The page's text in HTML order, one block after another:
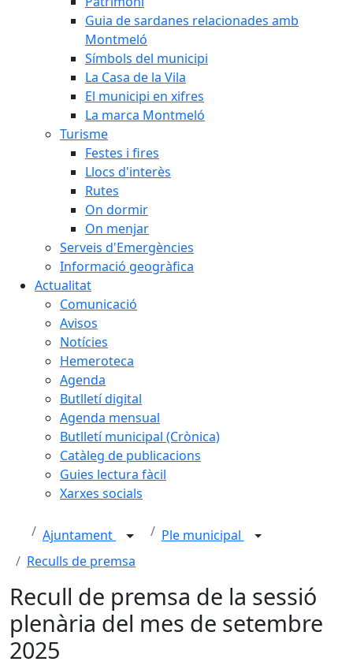
Guia de sardanes relacionades amb
Montmeló
Símbols del municipi
La Casa de la Vila
El municipi en xifres
La marca Montmeló
Turisme
Festes i fires
Llocs d'interès
Rutes
On dormir
On menjar
Serveis d'Emergències
Informació geogràfica
Actualitat
Comunicació
Avisos
Notícies
Hemeroteca
Agenda
Butlletí digital
Agenda mensual
Butlletí municipal (Crònica)
Catàleg de publicacions
Guies lectura fàcil
Xarxes socials
Ajuntament
Ple municipal
Reculls de premsa
Recull de premsa de la sessió
plenària del mes de setembre
2025